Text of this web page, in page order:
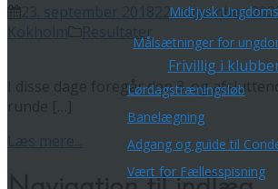
Midtjysk
Målsætninger for
Frivillig i
Lørdagstræningsløb
Banelægning
Adgang og guide til
Vært for Fællesspisning
22. november
Resultater
I disse dage foregår den 3. og